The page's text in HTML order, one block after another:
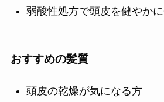
弱酸性処方で頭皮を健やか
おすすめの髪質
頭皮の乾燥が気になる方